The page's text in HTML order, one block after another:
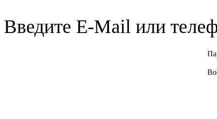
Введите E-Mail или